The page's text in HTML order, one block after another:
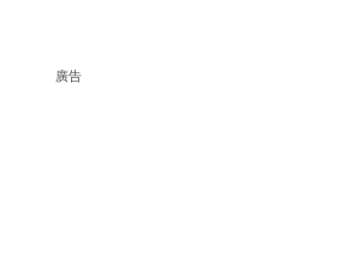
廣告